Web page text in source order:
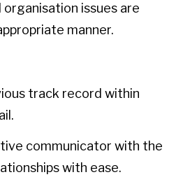
issues are
manner.
track record within
communicator with the
with ease.